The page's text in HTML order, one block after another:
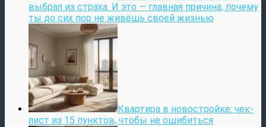
выбрал из страха. И это — главная причина, почему
ты до сих пор не живёшь своей жизнью
Квартира в новостройке: чек-
лист из 15 пунктов, чтобы не ошибиться